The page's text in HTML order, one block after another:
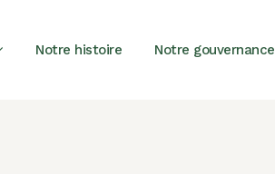
Notre histoire Notre gouvernance